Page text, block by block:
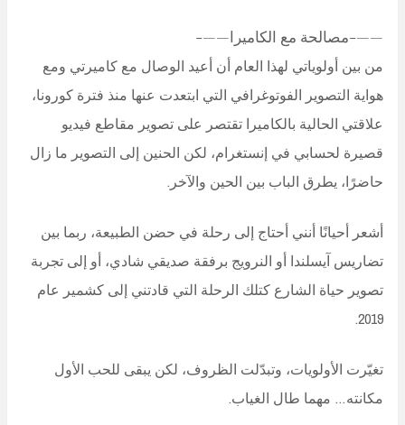
——-مصالحة مع الكاميرا——-
من بين أولوياتي لهذا العام أن أعيد الوصال مع كاميرتي ومع
هواية التصوير الفوتوغرافي التي ابتعدت عنها منذ فترة كورونا،
علاقتي الحالية بالكاميرا تقتصر على تصوير مقاطع فيديو
قصيرة لحسابي في إنستغرام، لكن الحنين إلى التصوير ما زال
حاضرًا، يطرق الباب بين الحين والآخر.
أشعر أحيانًا أنني أحتاج إلى رحلة في حضن الطبيعة، ربما بين
تضاريس آيسلندا أو النرويج برفقة صديقي شادي، أو إلى تجربة
تصوير حياة الشارع كتلك الرحلة التي قادتني إلى كشمير عام
2019.
تغيّرت الأولويات، وتبدّلت الظروف، لكن يبقى للحب الأول
مكانته… مهما طال الغياب.